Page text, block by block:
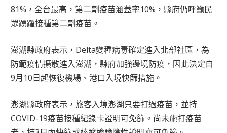
81%，全台最高，第二劑疫苗涵蓋率10%，縣府仍呼籲民
眾踴躍接種第二劑疫苗。
澎湖縣政府表示，Delta變種病毒確定進入北部社區，為
防範疫情擴散進入澎湖，縣府加強邊境防疫，因此決定自
9月10日起恢復機場、港口入境快篩措施。
澎湖縣政府表示，旅客入境澎湖只要打過疫苗，並持
COVID-19疫苗接種紀錄卡證明可免篩。尚未施打疫苗